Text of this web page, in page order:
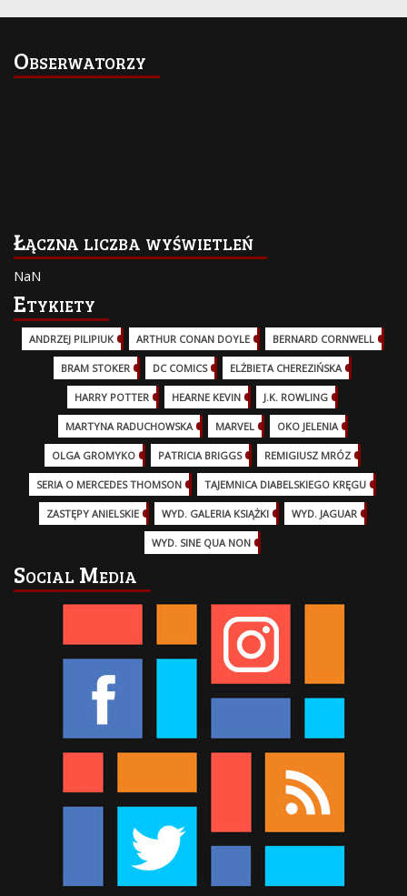
Obserwatorzy
Łączna liczba wyświetleń
NaN
Etykiety
ANDRZEJ PILIPIUK (29)ARTHUR CONAN DOYLE BERNARD CORNWELL
BRAM STOKER DC COMICS (17)ELŻBIETA CHEREZIŃSKA
HARRY POTTER (13)HEARNE KEVIN J.K. ROWLING
MARTYNA RADUCHOWSKA MARVEL (32)OKO JELENIA
OLGA GROMYKO PATRICIA BRIGGS (12)REMIGIUSZ MRÓZ
SERIA O MERCEDES THOMSON (11)TAJEMNICA DIABELSKIEGO KRĘGU
ZASTĘPY ANIELSKIE WYD. GALERIA KSIĄŻKI WYD. JAGUAR
WYD. SINE QUA NON
Social Media